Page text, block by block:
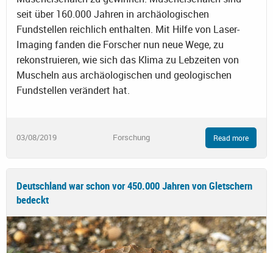
seit über 160.000 Jahren in archäologischen
Fundstellen reichlich enthalten. Mit Hilfe von Laser-
Imaging fanden die Forscher nun neue Wege, zu
rekonstruieren, wie sich das Klima zu Lebzeiten von
Muscheln aus archäologischen und geologischen
Fundstellen verändert hat.
03/08/2019 Forschung Read more
Deutschland war schon vor 450.000 Jahren von Gletschern
bedeckt